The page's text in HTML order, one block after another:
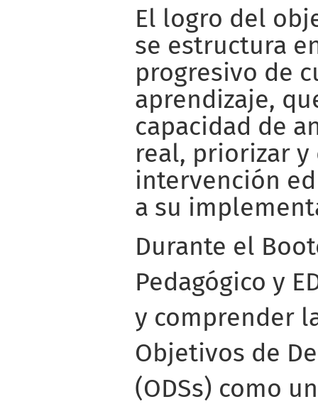
El logro del
se estructura
progresivo de
aprendizaje,
capacidad de
real, priorizar y
intervención
a su
Durante el
Pedagógico y
y comprender
Objetivos de
(ODSs) como